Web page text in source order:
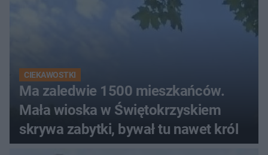
CIEKAWOSTKI
Ma zaledwie 1500 mieszkańców.
Mała wioska w Świętokrzyskiem
skrywa zabytki, bywał tu nawet król